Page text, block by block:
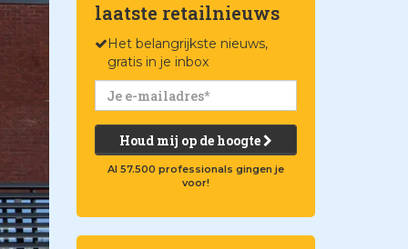
laatste retailnieuws
Het belangrijkste nieuws,
gratis in je inbox
Houd mij op de hoogte
Al 57.500 professionals gingen je
voor!